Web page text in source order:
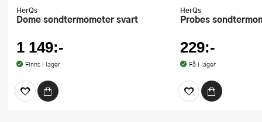
HerQs
Dome sondtermometer svart
1 149:-
Finns i lager
HerQs
Probes
229:-
Få i lager